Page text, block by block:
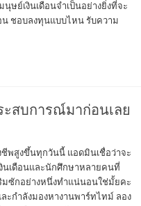
ษย์เงินเดือนจำเป็นอย่างยิ่งที่จะ
น ชอบลงทุนแบบไหน รับความ
ะสบการณ์มาก่อนเลย
พสูงขึ้นทุกวันนี้ แอดมินเชื่อว่าจะ
นเดือนและนักศึกษาหลายคนที่
มซักอย่างหนึ่งทำแน่นอนใช่มั้ยคะ
ละกำลังมองหางานพาร์ทไทม์ ลอง